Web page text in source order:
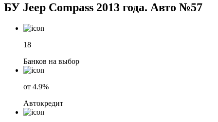
БУ Jeep Compass 2013 года. Авто №57
18
Банков на выбор
от 4.9%
Автокредит